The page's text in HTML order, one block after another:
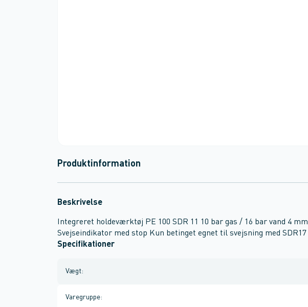
Produktinformation
Beskrivelse
Integreret holdeværktøj PE 100 SDR 11 10 bar gas / 16 bar vand 4
Svejseindikator med stop Kun betinget egnet til svejsning med
Specifikationer
Vægt:
Varegruppe: